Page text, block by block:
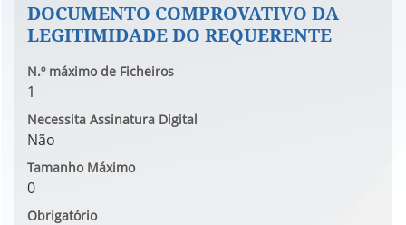
DOCUMENTO COMPROVATIVO DA
LEGITIMIDADE DO REQUERENTE
N.º máximo de Ficheiros
1
Necessita Assinatura Digital
Não
Tamanho Máximo
0
Obrigatório